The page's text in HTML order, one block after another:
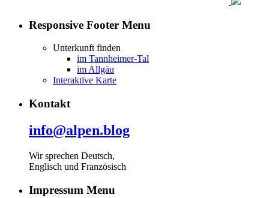
Responsive Footer Menu
Unterkunft finden
im Tannheimer-Tal
im Allgäu
Interaktive Karte
Kontakt
info@alpen.blog
Wir sprechen Deutsch,
Englisch und Französisch
Impressum Menu